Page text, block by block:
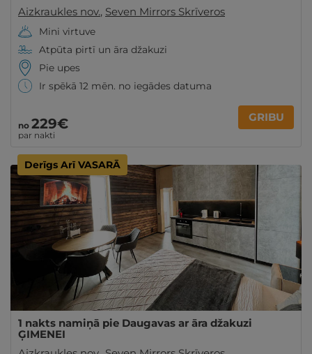
Aizkraukles nov., Seven Mirrors Skrīveros
Mini virtuve
Atpūta pirtī un āra džakuzi
Pie upes
Ir spēkā 12 mēn. no iegādes datuma
no 229€
par nakti
GRIBU
Derīgs Arī VASARĀ
1 nakts namiņā pie Daugavas ar āra džakuzi
ĢIMENEI